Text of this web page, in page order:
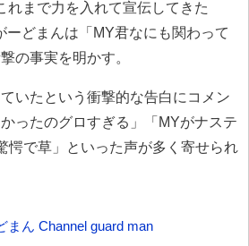
れまで力を入れて宣伝してきた
ーどまんは「MY君なにも関わって
の事実を明かす。
いたという衝撃的な告白にコメン
ったのグロすぎる」「MYがナステ
愕で草」といった声が多く寄せられ
まん Channel guard man